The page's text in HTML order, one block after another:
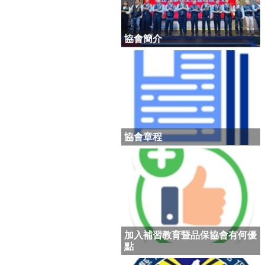
協會簡介
協會章程
加入補習教育暨品保協會有何優
點